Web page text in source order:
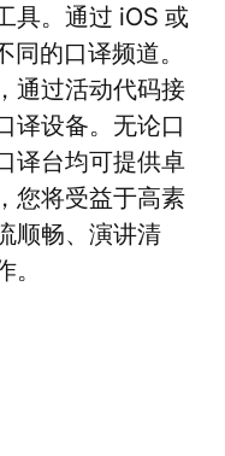
具。通过 iOS 或
的口译频道。
通过活动代码接
译设备。无论口
译台均可提供卓
您将受益于高素
顺畅、演讲清